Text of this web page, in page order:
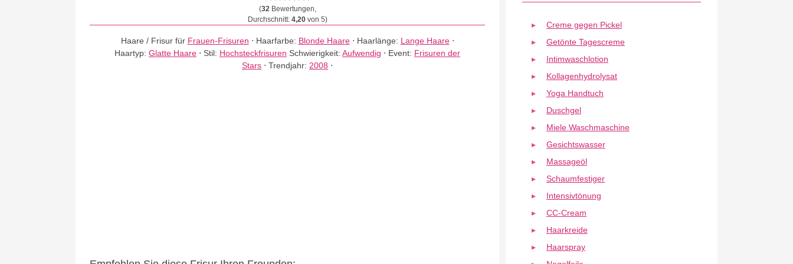
(32Bewertungen,
Durchschnitt: 4,20von 5)
Haare / Frisur für Frauen-Frisuren ⋅ Haarfarbe: Blonde Haare⋅ Haarlänge: Lange Haare⋅
Haartyp:Glatte Haare ⋅ Stil: Hochsteckfrisuren Schwierigkeit:Aufwendig ⋅ Event: Frisuren der
Stars ⋅Trendjahr: 2008 ⋅
Creme gegen Pickel
Getönte Tagescreme
Intimwaschlotion
Kollagenhydrolysat
Yoga Handtuch
Duschgel
Miele Waschmaschine
Gesichtswasser
Massageöl
Schaumfestiger
Intensivtönung
CC-Cream
Haarkreide
Haarspray